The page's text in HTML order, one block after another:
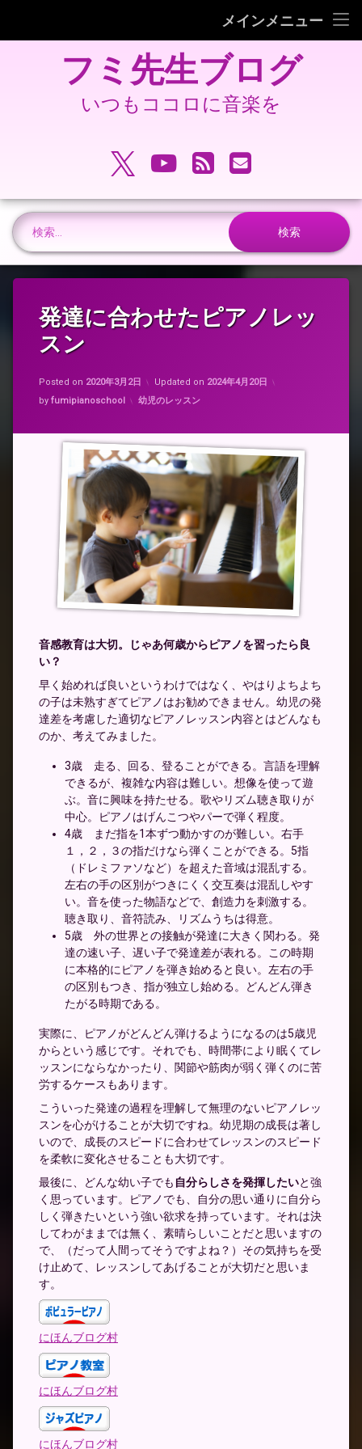
メインメニュー
旧 フミ先生ブログ
旧 フミピアノ教室ホームページ
プ
フミ先生ブログ
いつもココロに音楽を
X.comYouTube
RSS メールアドレ
検索:
発達に合わせたピアノレッ
スン
Posted on 2020年3月2日 Updated on 2024年4月20日
by fumipianoschool カテゴリー:
幼児のレッスン
音感教育は大切。じゃあ何歳からピアノを習ったら良
い？
早く始めれば良いというわけではなく、やはりよちよち
の子は未熟すぎてピアノはお勧めできません。幼児の発
達差を考慮した適切なピアノレッスン内容とはどんなも
のか、考えてみました。
3歳 走る、回る、登ることができる。言語を理解
できるが、複雑な内容は難しい。想像を使って遊
ぶ。音に興味を持たせる。歌やリズム聴き取りが
中心。ピアノはげんこつやパーで弾く程度。
4歳 まだ指を1本ずつ動かすのが難しい。右手
１，２，３の指だけなら弾くことができる。5指
（ドレミファソなど）を超えた音域は混乱する。
左右の手の区別がつきにくく交互奏は混乱しやす
い。音を使った物語などで、創造力を刺激する。
聴き取り、音符読み、リズムうちは得意。
5歳 外の世界との接触が発達に大きく関わる。発
達の速い子、遅い子で発達差が表れる。この時期
に本格的にピアノを弾き始めると良い。左右の手
の区別もつき、指が独立し始める。どんどん弾き
たがる時期である。
実際に、ピアノがどんどん弾けるようになるのは5歳児
からという感じです。それでも、時間帯により眠くてレ
ッスンにならなかったり、関節や筋肉が弱く弾くのに苦
労するケースもあります。
こういった発達の過程を理解して無理のないピアノレッ
スンを心がけることが大切ですね。幼児期の成長は著し
いので、成長のスピードに合わせてレッスンのスピード
を柔軟に変化させることも大切です。
最後に、どんな幼い子でも 自分らしさを発揮したいと強
く思っています。ピアノでも、自分の思い通りに自分ら
しく弾きたいという強い欲求を持っています。それは決
してわがままでは無く、素晴らしいことだと思いますの
で、（だって人間ってそうですよね？）その気持ちを受
け止めて、レッスンしてあげることが大切だと思いま
す。
にほんブログ村
にほんブログ村
にほんブログ村